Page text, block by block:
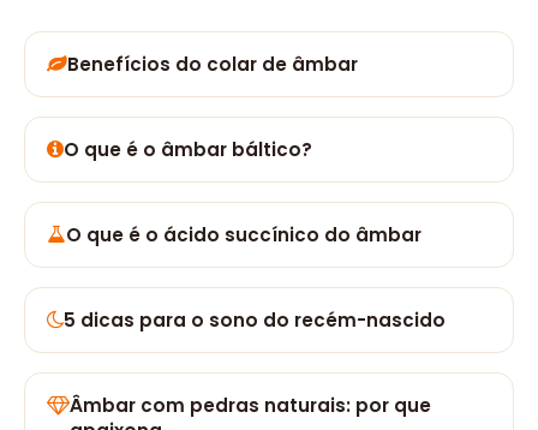
Benefícios do colar de âmbar
O que é o âmbar báltico?
O que é o ácido succínico do âmbar
5 dicas para o sono do recém-nascido
Âmbar com pedras naturais: por que